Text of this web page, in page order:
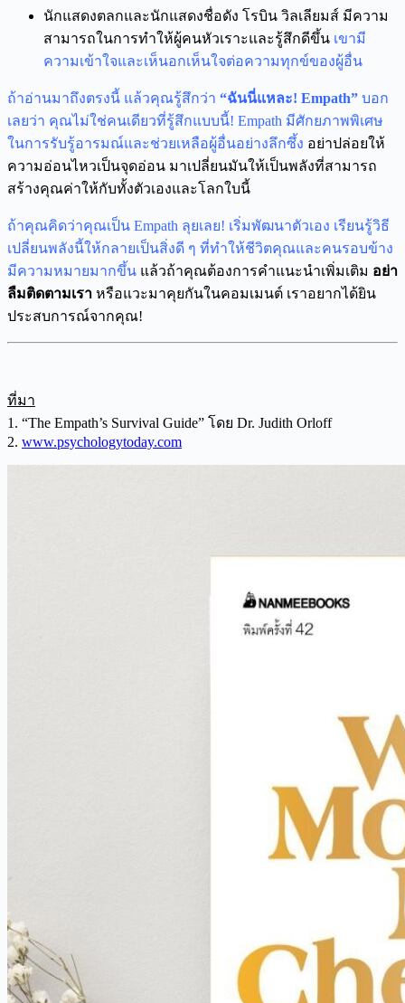
นักแสดงตลกและนักแสดงชื่อดัง โรบิน วิลเลียมส์ มีความ
สามารถในการทำให้ผู้คนหัวเราะและรู้สึกดีขึ้น เขามี
ความเข้าใจและเห็นอกเห็นใจต่อความทุกข์ของผู้อื่น
ถ้าอ่านมาถึงตรงนี้ แล้วคุณรู้สึกว่า “ฉันนี่แหละ! Empath” บอก
เลยว่า คุณไม่ใช่คนเดียวที่รู้สึกแบบนี้! Empath มีศักยภาพพิเศษ
ในการรับรู้อารมณ์และช่วยเหลือผู้อื่นอย่างลึกซึ้ง อย่าปล่อยให้
ความอ่อนไหวเป็นจุดอ่อน มาเปลี่ยนมันให้เป็นพลังที่สามารถ
สร้างคุณค่าให้กับทั้งตัวเองและโลกใบนี้
ถ้าคุณคิดว่าคุณเป็น Empath ลุยเลย! เริ่มพัฒนาตัวเอง เรียนรู้วิธี
เปลี่ยนพลังนี้ให้กลายเป็นสิ่งดี ๆ ที่ทำให้ชีวิตคุณและคนรอบข้าง
มีความหมายมากขึ้น แล้วถ้าคุณต้องการคำแนะนำเพิ่มเติม อย่า
ลืมติดตามเรา หรือแวะมาคุยกันในคอมเมนต์ เราอยากได้ยิน
ประสบการณ์จากคุณ!
ที่มา
1. “The Empath’s Survival Guide” โดย Dr. Judith Orloff
2. www.psychologytoday.com